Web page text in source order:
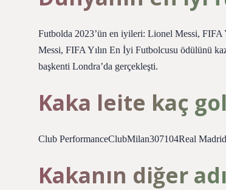
Futbolda 2023’ün en iyileri: Lionel Messi,
Messi, FIFA Yılın En İyi Futbolcusu ödülünü
başkenti Londra’da gerçekleşti.
Kaka leite kaç
Club PerformanceClubMilan307104Real
Kakanın diğer